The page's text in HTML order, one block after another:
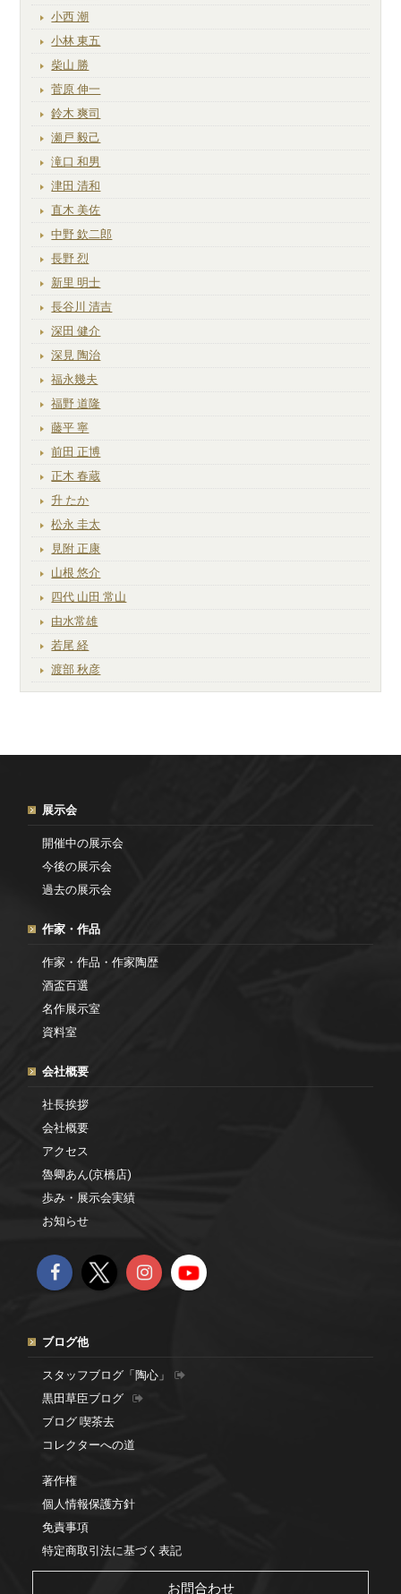
小西 潮
小林 東五
柴山 勝
菅原 伸一
鈴木 爽司
瀬戸 毅己
滝口 和男
津田 清和
直木 美佐
中野 欽二郎
長野 烈
新里 明士
長谷川 清吉
深田 健介
深見 陶治
福永幾夫
福野 道隆
藤平 寧
前田 正博
正木 春蔵
升 たか
松永 圭太
見附 正康
山根 悠介
四代 山田 常山
由水常雄
若尾 経
渡部 秋彦
展示会
開催中の展示会
今後の展示会
過去の展示会
作家・作品
作家・作品・作家陶歴
酒盃百選
名作展示室
資料室
会社概要
社長挨拶
会社概要
アクセス
魯卿あん(京橋店)
歩み・展示会実績
お知らせ
ブログ他
スタッフブログ「陶心」
黒田草臣ブログ
ブログ 喫茶去
コレクターへの道
著作権
個人情報保護方針
免責事項
特定商取引法に基づく表記
お問合わせ